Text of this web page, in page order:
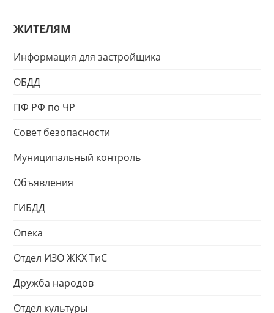
ЖИТЕЛЯМ
Информация для застройщика
ОБДД
ПФ РФ по ЧР
Совет безопасности
Муниципальный контроль
Объявления
ГИБДД
Опека
Отдел ИЗО ЖКХ ТиС
Дружба народов
Отдел культуры